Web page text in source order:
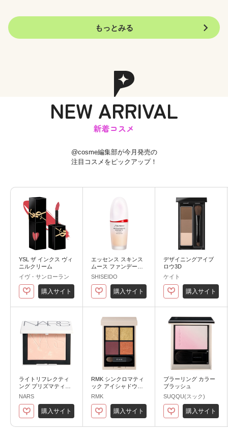
t
e
m
もっとみる
NEW ARRIVAL
新着コスメ
@cosme編集部が今月発売の
注目コスメをピックアップ！
YSL ザ インクス ヴィ
ニルクリーム
イヴ・サンローラン
購入サイト
ライトリフレクティ
ング プリズマティッ
クパウダー
NARS
購入サイト
エッセンス スキンス
ムース ファンデーシ
ョン
SHISEIDO
購入サイト
RMK シンクロマティ
ック アイシャドウパ
レット
RMK
購入サイト
デザイニングアイブ
ロウ3D
ケイト
購入サイト
ブラーリング カラー
ブラッシュ
SUQQU(スック)
購入サイト